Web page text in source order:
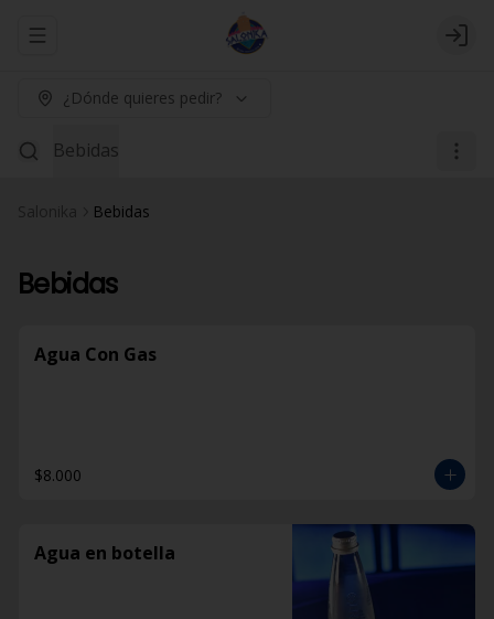
Abrir menu de navegación Login
¿Dónde quieres pedir?
Bebidas
Bebidas
Bebidas
Agua Con Gas
$8.000
Agua en botella